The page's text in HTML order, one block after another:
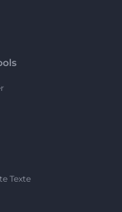
Texte